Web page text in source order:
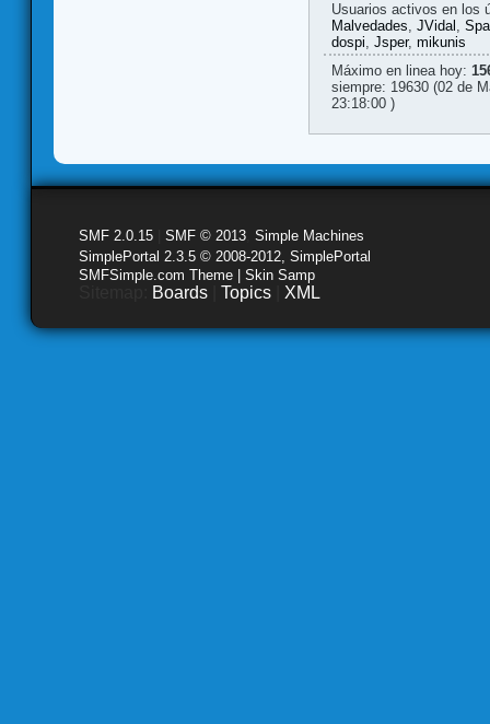
Usuarios activos en los
Malvedades, JVidal ,
dospi, Jsper, mikunis
Máximo en linea hoy:
siempre: 19630 (02 de
23:18:00 )
SMF 2.0.15 SMF © 2013 Simple Machines
SimplePortal 2.3.5 © 2008-2012, SimplePortal
SMFSimple.com Theme | Skin Samp
Boards Topics XML